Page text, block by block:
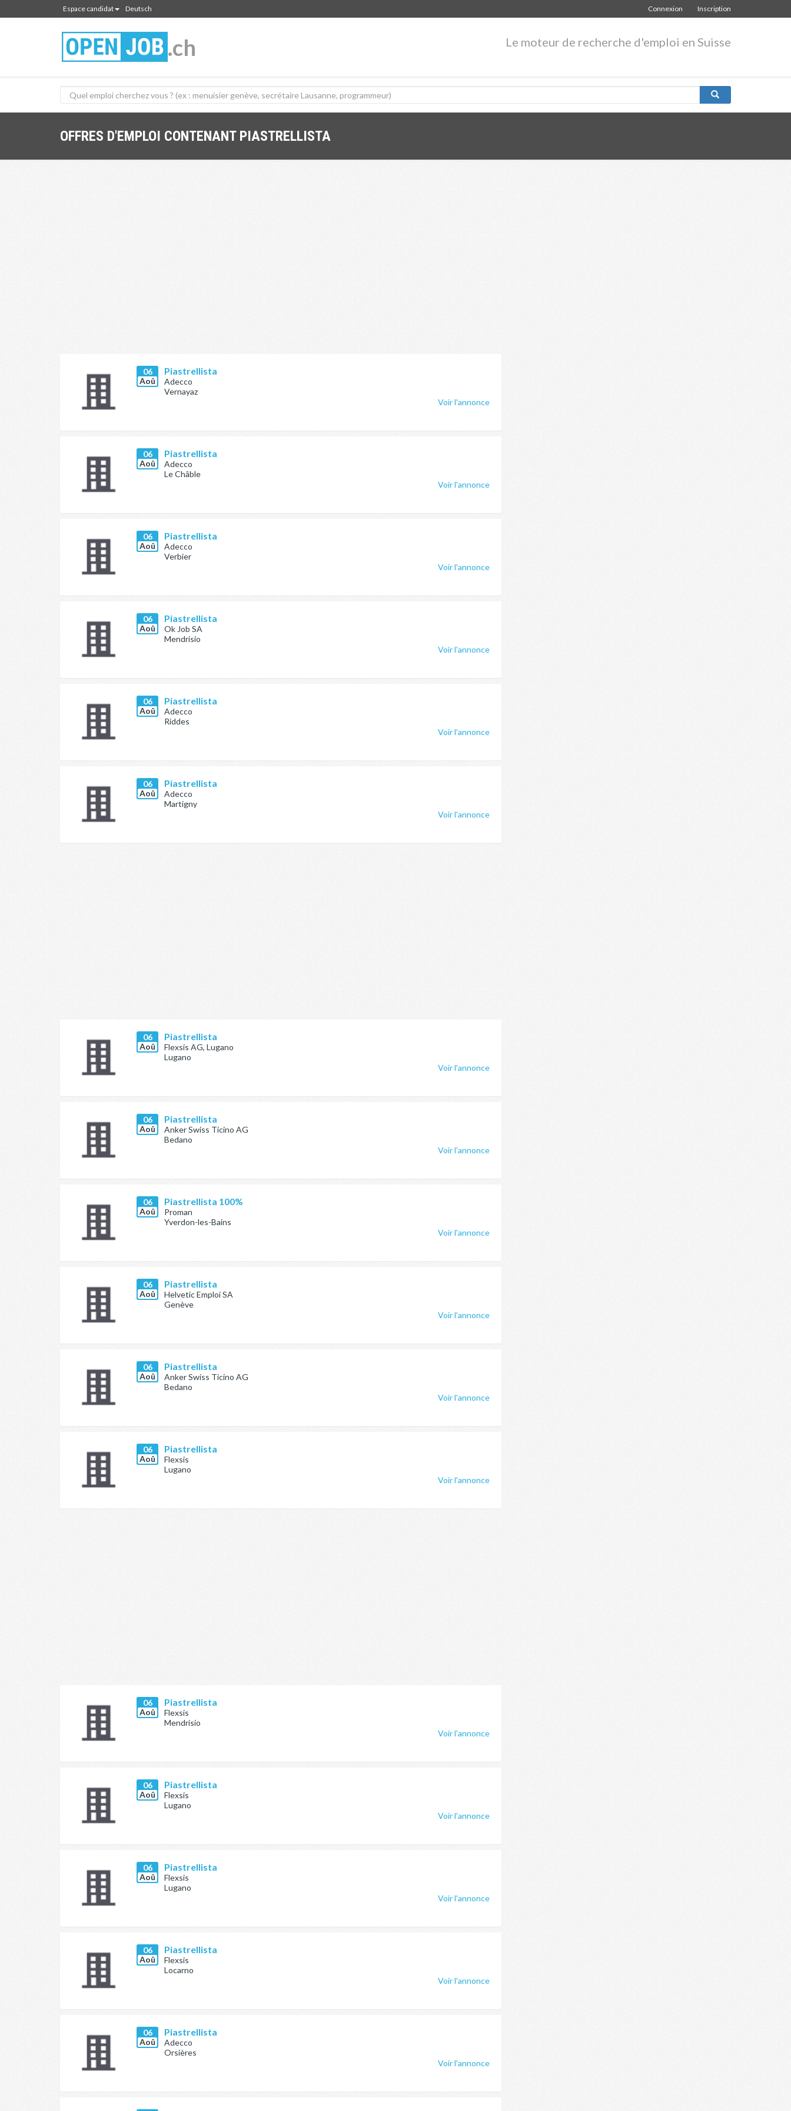
Espace candidat Deutsch Inscription
Connexion
.ch Le moteur de recherche d'emploi en Suisse
OFFRES D'EMPLOI CONTENANT PIASTRELLISTA
06
Aoû
Piastrellista
Adecco
Vernayaz
Voir l'annonce
06
Aoû
Piastrellista
Adecco
Le Châble
Voir l'annonce
06
Aoû
Piastrellista
Adecco
Verbier
Voir l'annonce
06
Aoû
Piastrellista
Ok Job SA
Mendrisio
Voir l'annonce
06
Aoû
Piastrellista
Adecco
Riddes
Voir l'annonce
06
Aoû
Piastrellista
Adecco
Martigny
Voir l'annonce
06
Aoû
Piastrellista
Flexsis AG, Lugano
Lugano
Voir l'annonce
06
Aoû
Piastrellista
Anker Swiss Ticino AG
Bedano
Voir l'annonce
06
Aoû
Piastrellista 100%
Proman
Yverdon-les-Bains
Voir l'annonce
06
Aoû
Piastrellista
Helvetic Emploi SA
Genève
Voir l'annonce
06
Aoû
Piastrellista
Anker Swiss Ticino AG
Bedano
Voir l'annonce
06
Aoû
Piastrellista
Flexsis
Lugano
Voir l'annonce
06
Aoû
Piastrellista
Flexsis
Mendrisio
Voir l'annonce
06
Aoû
Piastrellista
Flexsis
Lugano
Voir l'annonce
06
Aoû
Piastrellista
Flexsis
Lugano
Voir l'annonce
06
Aoû
Piastrellista
Flexsis
Locarno
Voir l'annonce
06
Aoû
Piastrellista
Adecco
Orsières
Voir l'annonce